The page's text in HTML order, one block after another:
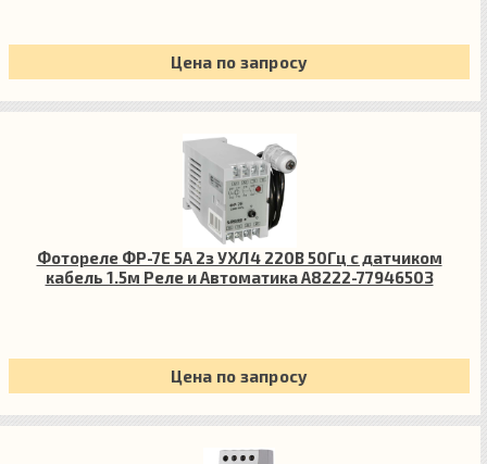
Цена по запросу
Фотореле ФР-7Е 5А 2з УХЛ4 220В 50Гц с датчиком
кабель 1.5м Реле и Автоматика A8222-77946503
Цена по запросу